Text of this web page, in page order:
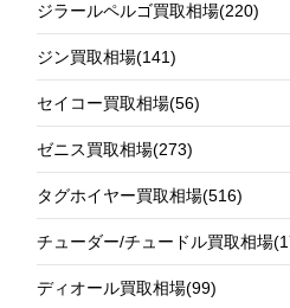
ジラールペルゴ買取相場(220)
ジン買取相場(141)
セイコー買取相場(56)
ゼニス買取相場(273)
タグホイヤー買取相場(516)
チューダー/チュードル買取相場
ディオール買取相場(99)